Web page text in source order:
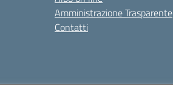
Amministrazione Trasparente
Contatti